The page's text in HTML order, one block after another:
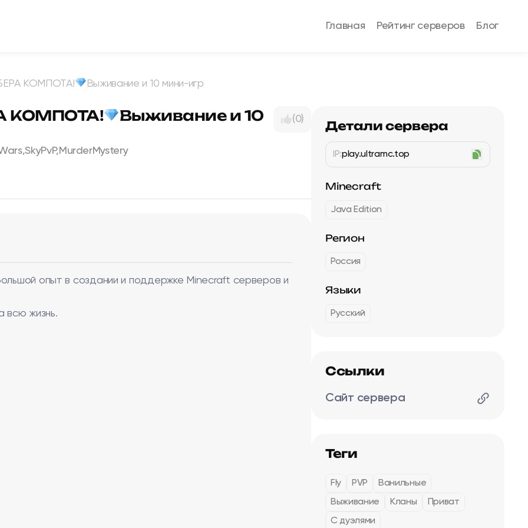
Главная Рейтинг серверов Блог
КОМПОТА! Выживание и 10 мини-игр
КОМПОТА!
Выживание и 10
(0)
опыт в создании и поддержке Minecraft серверов и
всю жизнь.
Детали сервера
IP:play.ultramc.top
Minecraft
Java Edition
Регион
Россия
Языки
Русский
Ссылки
Сайт сервера
Теги
Fly PVP
Ванильные
Выживание
Кланы
Приват
С дуэлями